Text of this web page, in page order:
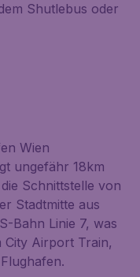
Shutlebus oder
Wien
ungefähr 18km
Schnittstelle von
Stadtmitte aus
Bahn Linie 7, was
City Airport Train,